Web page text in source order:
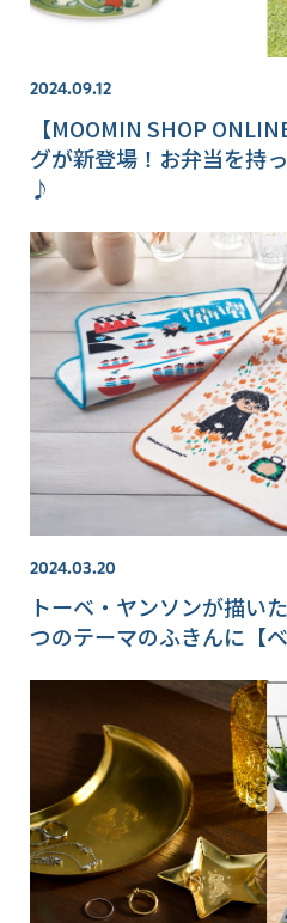
2024.09.12
【MOOMIN SHOP
グが新登場！お弁当を持
♪
2024.03.20
トーベ・ヤンソンが描い
つのテーマのふきんに【ベ